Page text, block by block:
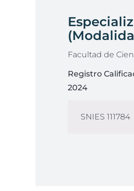
Facultad de
Registro
2024
SNIES111784